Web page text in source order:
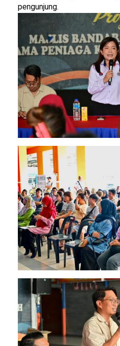
pengunjung.
Image
Image
Image